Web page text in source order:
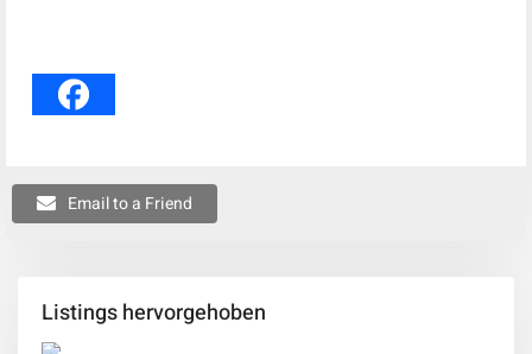
Email to a Friend
Listings hervorgehoben